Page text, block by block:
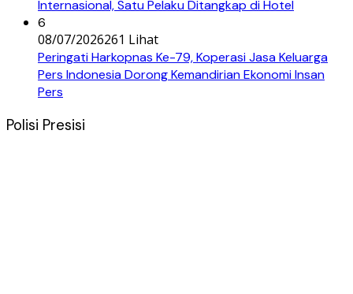
Internasional, Satu Pelaku Ditangkap di Hotel
6
08/07/2026261 Lihat
Peringati Harkopnas Ke-79, Koperasi Jasa Keluarga
Pers Indonesia Dorong Kemandirian Ekonomi Insan
Pers
Polisi Presisi